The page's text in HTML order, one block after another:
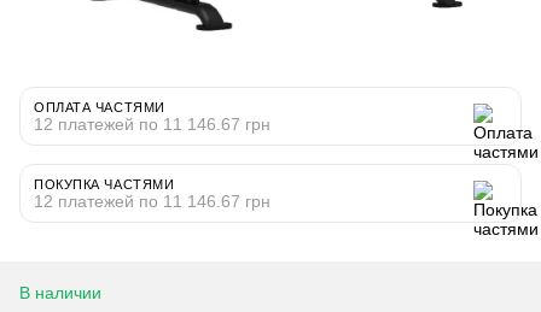
ОПЛАТА ЧАСТЯМИ
12 платежей по 11 146.67 грн
ПОКУПКА ЧАСТЯМИ
12 платежей по 11 146.67 грн
В наличии